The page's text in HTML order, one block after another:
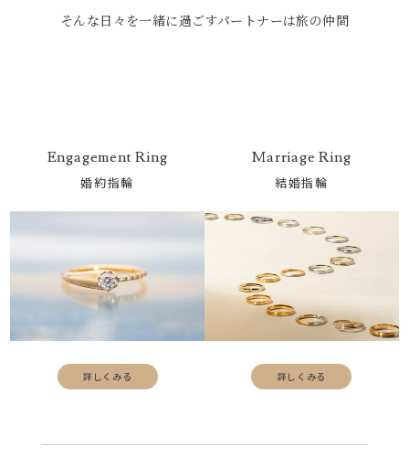
そんな日々を一緒に過ごすパートナーは旅の仲間
Engagement Ring
婚約指輪
詳しくみる
Marriage Ring
結婚指輪
詳しくみる
AURORA GRAN